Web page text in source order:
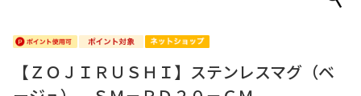
【ＺＯＪＩＲＵＳＨＩ】ステンレスマグ（ベ